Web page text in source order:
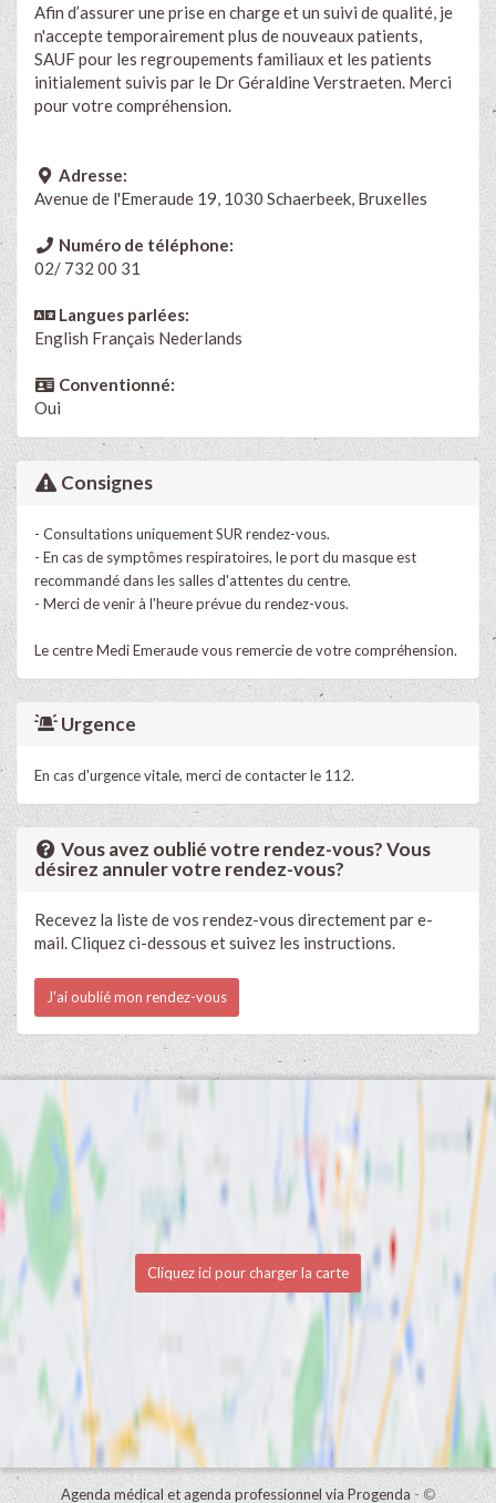
Afin d’assurer une prise en charge et un suivi de qualité, je
n'accepte temporairement plus de nouveaux patients,
SAUF pour les regroupements familiaux et les patients
initialement suivis par le Dr Géraldine Verstraeten. Merci
pour votre compréhension.
Adresse:
Avenue de l'Emeraude 19, 1030 Schaerbeek, Bruxelles
Numéro de téléphone:
02/ 732 00 31
Langues parlées:
English Français Nederlands
Conventionné:
Oui
Consignes
- Consultations uniquement SUR rendez-vous.
- En cas de symptômes respiratoires, le port du masque est
recommandé dans les salles d'attentes du centre.
- Merci de venir à l'heure prévue du rendez-vous.​
Le centre Medi Emeraude vous remercie de votre compréhension.
Urgence
En cas d'urgence vitale, merci de contacter le 112.
Vous avez oublié votre rendez-vous? Vous
désirez annuler votre rendez-vous?
Recevez la liste de vos rendez-vous directement par e-
mail. Cliquez ci-dessous et suivez les instructions.
J'ai oublié mon rendez-vous
Cliquez ici pour charger la carte
Agenda médical et agenda professionnel via Progenda- ©